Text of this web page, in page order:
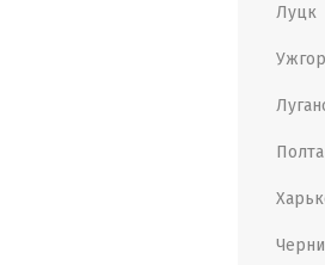
Луцк